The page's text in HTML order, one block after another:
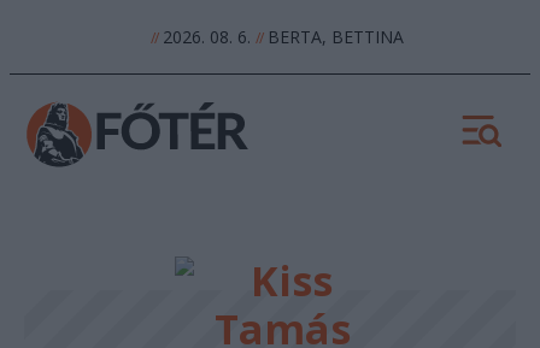
//2026. 08. 6. //BERTA, BETTINA